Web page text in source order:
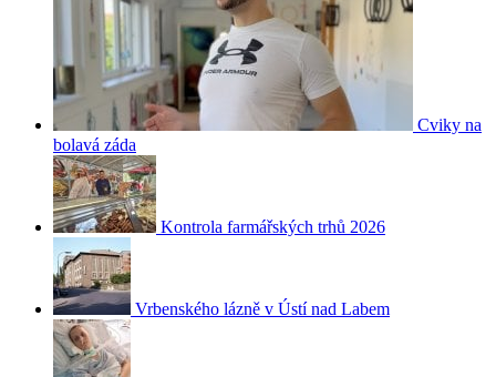
Cviky na
bolavá záda
Kontrola farmářských trhů 2026
Vrbenského lázně v Ústí nad Labem